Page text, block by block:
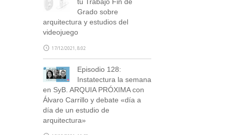
tu Trabajo Fin de
Grado sobre
arquitectura y estudios del
videojuego
17/12/2021, 8:02
Episodio 128:
Instatectura la semana
en SyB. ARQUIA PRÓXIMA con
Álvaro Carrillo y debate «día a
día de un estudio de
arquitectura»